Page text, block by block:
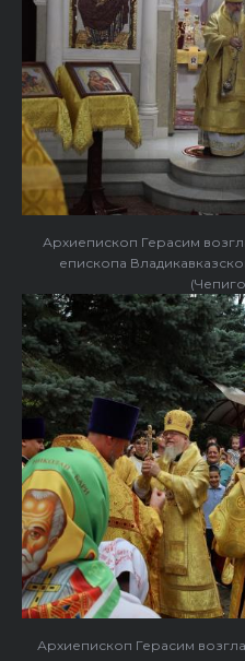
Архиепископ Герасим
епископа
Архиепископ Герасим